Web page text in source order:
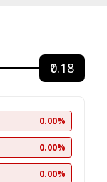
₹0.18
0.00%
0.00%
0.00%